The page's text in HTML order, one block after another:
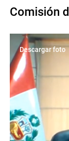
Comisión
Descargar foto